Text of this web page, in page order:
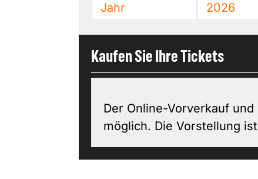
Jahr 2026
Kaufen Sie Ihre Tickets
Der Online-Vorverkauf
möglich. Die Vorstellung